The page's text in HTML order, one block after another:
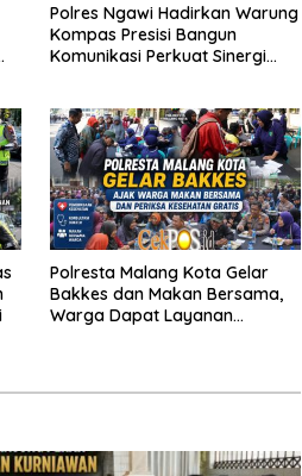
Polres Ngawi Hadirkan Warung
Kompas Presisi Bangun
Komunikasi Perkuat Sinergi
Polresta Malang Kota Gelar
Bakkes dan Makan Bersama,
Warga Dapat Layanan